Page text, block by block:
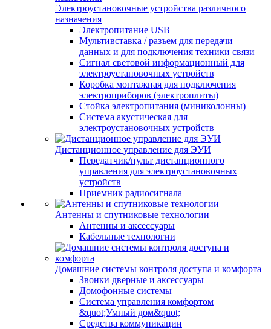
Электроустановочные устройства различного
назначения
Электропитание USB
Мультивставка / разъем для передачи
данных и для подключения техники связи
Сигнал световой информационный для
электроустановочных устройств
Коробка монтажная для подключения
электроприборов (электроплиты)
Стойка электропитания (миниколонны)
Система акустическая для
электроустановочных устройств
Дистанционное управление для ЭУИ
Передатчик/пульт дистанционного
управления для электроустановочных
устройств
Приемник радиосигнала
Антенны и спутниковые технологии
Антенны и аксессуары
Кабельные технологии
Домашние системы контроля доступа и комфорта
Звонки дверные и аксессуары
Домофонные системы
Система управления комфортом
&quot;Умный дом&quot;
Средства коммуникации